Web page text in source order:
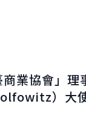
業協會」理
）大